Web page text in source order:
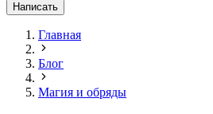
Написать
Главная
Блог
Магия и обряды